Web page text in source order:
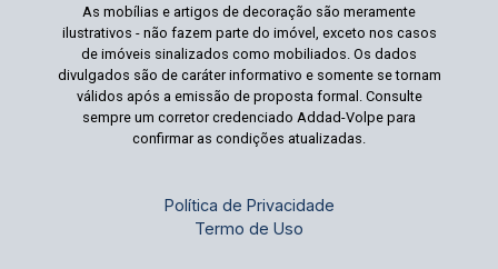
As mobílias e artigos de decoração são meramente
ilustrativos - não fazem parte do imóvel, exceto nos casos
de imóveis sinalizados como mobiliados. Os dados
divulgados são de caráter informativo e somente se tornam
válidos após a emissão de proposta formal. Consulte
sempre um corretor credenciado Addad-Volpe para
confirmar as condições atualizadas.
Política de Privacidade
Termo de Uso